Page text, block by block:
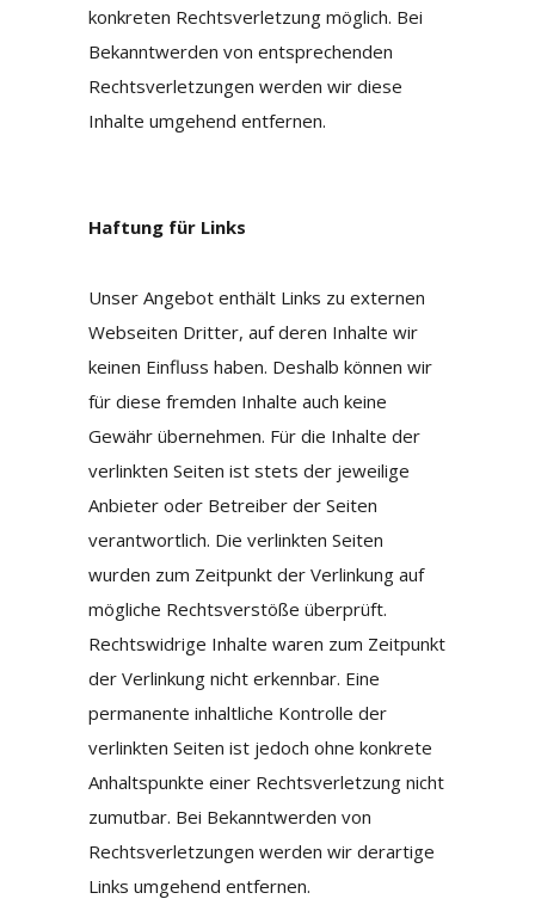
konkreten Rechtsverletzung möglich. Bei
Bekanntwerden von entsprechenden
Rechtsverletzungen werden wir diese
Inhalte umgehend entfernen.
Haftung für Links
Unser Angebot enthält Links zu externen
Webseiten Dritter, auf deren Inhalte wir
keinen Einfluss haben. Deshalb können wir
für diese fremden Inhalte auch keine
Gewähr übernehmen. Für die Inhalte der
verlinkten Seiten ist stets der jeweilige
Anbieter oder Betreiber der Seiten
verantwortlich. Die verlinkten Seiten
wurden zum Zeitpunkt der Verlinkung auf
mögliche Rechtsverstöße überprüft.
Rechtswidrige Inhalte waren zum Zeitpunkt
der Verlinkung nicht erkennbar. Eine
permanente inhaltliche Kontrolle der
verlinkten Seiten ist jedoch ohne konkrete
Anhaltspunkte einer Rechtsverletzung nicht
zumutbar. Bei Bekanntwerden von
Rechtsverletzungen werden wir derartige
Links umgehend entfernen.